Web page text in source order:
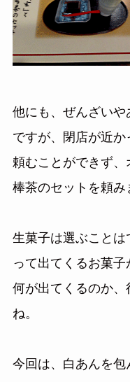
他にも、ぜんざいや
ですが、閉店が近
頼むことができず、
棒茶のセットを頼み
生菓子は選ぶことは
って出てくるお菓子
何が出てくるのか
ね。
今回は、白あんを包